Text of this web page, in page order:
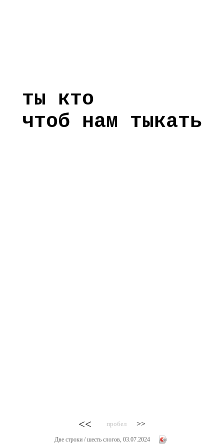
ты кто
чтоб нам тыкать
<< пробел >>
Две строки / шесть слогов, 03.07.2024